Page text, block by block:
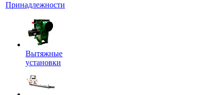
Принадлежности
Вытяжные
установки